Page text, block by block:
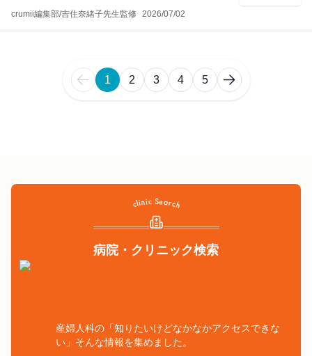
crumii編集部/吉住奈緒子先生監修 2026/07/02
1 2 3 4 5
病院・クリニック検索
産婦人科の「知りたいけどなかなかアクセスできな
い」そんな情報を集めました。